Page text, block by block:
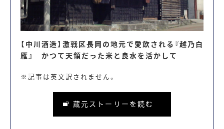
【中川酒造】激戦区長岡の地元で愛飲される『越乃白
雁』 かつて天領だった米と良水を活かして
※記事は英文訳されません。
蔵元ストーリーを読む